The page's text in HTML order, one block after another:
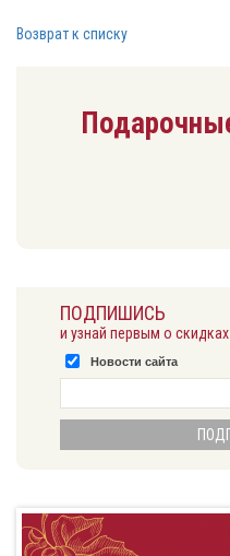
Возврат к списку
ПОДПИШИСЬ
и узнай первым о
Новости сайта